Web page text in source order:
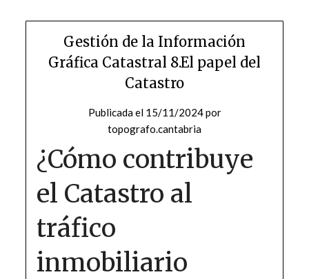
Gestión de la Información
Gráfica Catastral 8.El papel del
Catastro
Publicada el 15/11/2024por
topografo.cantabria
¿Cómo contribuye
el Catastro al
tráfico
inmobiliario